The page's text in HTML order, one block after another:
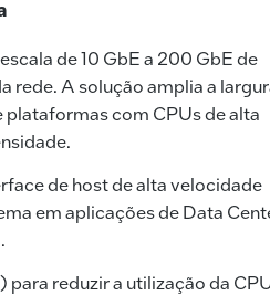
de 10 GbE a 200 GbE de
rede. A solução amplia a
com CPUs de alta
de host de alta velocidade
em aplicações de Data
reduzir a utilização da